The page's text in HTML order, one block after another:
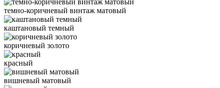
темно-коричневый винтаж матовый
каштановый темный
коричневый золото
красный
вишневый матовый